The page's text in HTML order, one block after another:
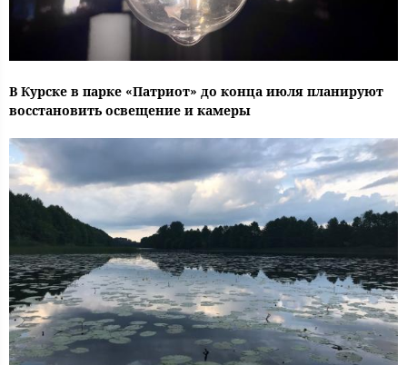
В Курске в парке «Патриот» до конца июля планируют
восстановить освещение и камеры